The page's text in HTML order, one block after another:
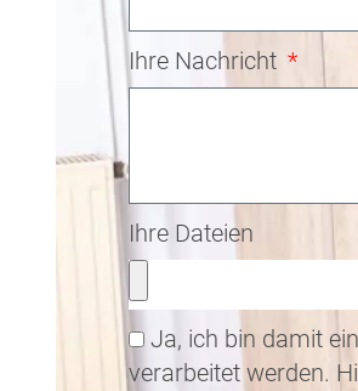
Ihre Nachricht
Ihre Dateien
Ja, ich bin damit
verarbeitet werden.